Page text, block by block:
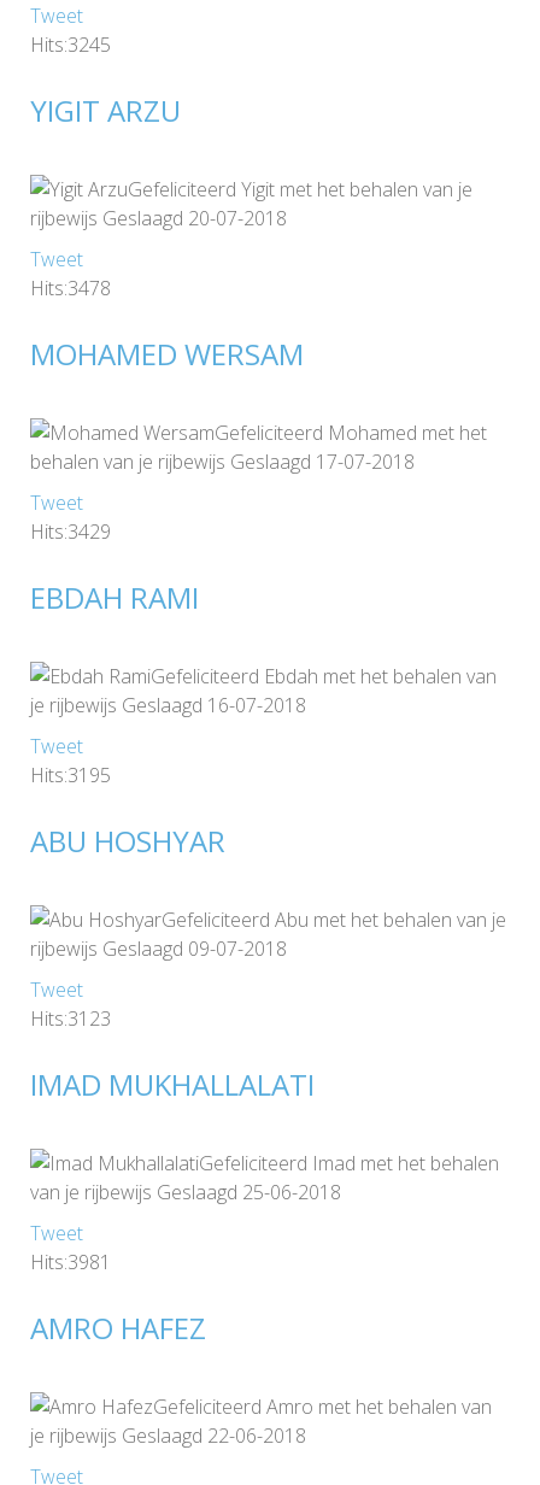
Tweet
Hits:3245
YIGIT ARZU
Gefeliciteerd Yigit met het behalen van je
rijbewijs Geslaagd 20-07-2018
Tweet
Hits:3478
MOHAMED WERSAM
Gefeliciteerd Mohamed met het
behalen van je rijbewijs Geslaagd 17-07-2018
Tweet
Hits:3429
EBDAH RAMI
Gefeliciteerd Ebdah met het behalen van
je rijbewijs Geslaagd 16-07-2018
Tweet
Hits:3195
ABU HOSHYAR
Gefeliciteerd Abu met het behalen van je
rijbewijs Geslaagd 09-07-2018
Tweet
Hits:3123
IMAD MUKHALLALATI
Gefeliciteerd Imad met het behalen
van je rijbewijs Geslaagd 25-06-2018
Tweet
Hits:3981
AMRO HAFEZ
Gefeliciteerd Amro met het behalen van
je rijbewijs Geslaagd 22-06-2018
Tweet